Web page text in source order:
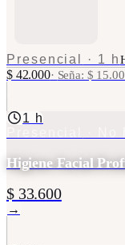
Presencial · 1 h
$ 42.000· Seña: $
1 h
Higiene Facial
$ 33.600
→